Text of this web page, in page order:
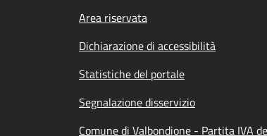
Footer menu
Area riservata
Dichiarazione di accessibilità
Statistiche del portale
Segnalazione disservizio
Comune di Valbondione - Partita IVA